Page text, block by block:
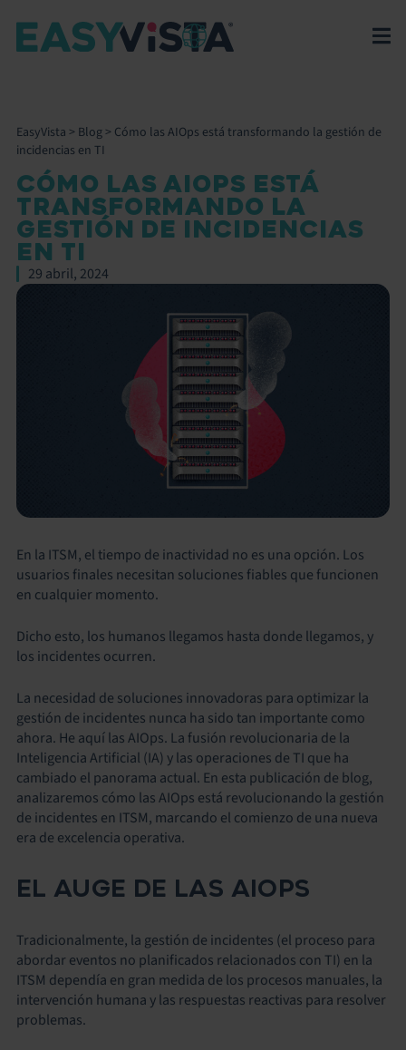
EasyVista > Blog> Cómo las AIOps está transformando la gestión de
incidencias en TI
CÓMO LAS AIOPS ESTÁ
TRANSFORMANDO LA
GESTIÓN DE INCIDENCIAS
EN TI
29 abril, 2024
En la ITSM, el tiempo de inactividad no es una opción. Los
usuarios finales necesitan soluciones fiables que funcionen
en cualquier momento.
Dicho esto, los humanos llegamos hasta donde llegamos, y
los incidentes ocurren.
La necesidad de soluciones innovadoras para optimizar la
gestión de incidentes nunca ha sido tan importante como
ahora. He aquí las AIOps. La fusión revolucionaria de la
Inteligencia Artificial (IA) y las operaciones de TI que ha
cambiado el panorama actual. En esta publicación de blog,
analizaremos cómo las AIOps está revolucionando la gestión
de incidentes en ITSM, marcando el comienzo de una nueva
era de excelencia operativa.
EL AUGE DE LAS AIOPS
Tradicionalmente, la gestión de incidentes (el proceso para
abordar eventos no planificados relacionados con TI) en la
ITSM dependía en gran medida de los procesos manuales, la
intervención humana y las respuestas reactivas para resolver
problemas.